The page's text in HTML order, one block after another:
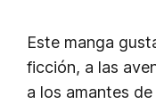
Este manga
ficción, a las
a los amantes